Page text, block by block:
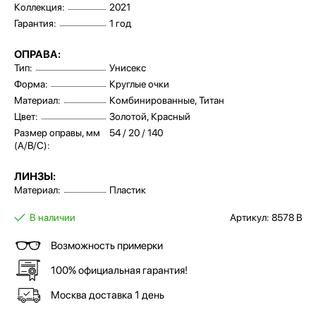
Коллекция:
2021
Гарантия:
1 год
ОПРАВА:
Тип:
Унисекс
Форма:
Круглые очки
Материал:
Комбинированные, Титан
Цвет:
Золотой, Красный
Размер оправы, мм
(A/B/C):
54 / 20 / 140
ЛИНЗЫ:
Материал: Пластик
В наличии Артикул: 8578 B
Возможность примерки
100% официальная гарантия!
Москва доставка 1 день